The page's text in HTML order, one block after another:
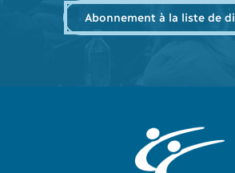
Abonnement à la liste de